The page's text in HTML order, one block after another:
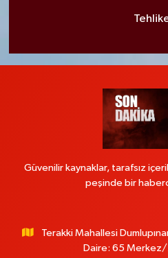
Güvenilir kaynaklar, tarafsız
peşinde bir
Terakki Mahallesi
Daire: 65 Merkez/